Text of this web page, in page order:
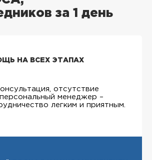
за 1 день
НА ВСЕХ ЭТАПАХ
отсутствие
менеджер –
легким и приятным.